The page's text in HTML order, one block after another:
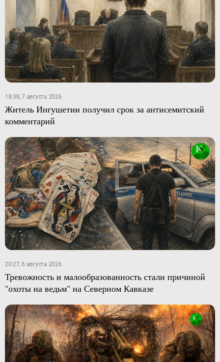
18:38, 7 августа 2026
Житель Ингушетии получил срок за антисемитский
комментарий
20:27, 6 августа 2026
Тревожность и малообразованность стали причиной
"охоты на ведьм" на Северном Кавказе